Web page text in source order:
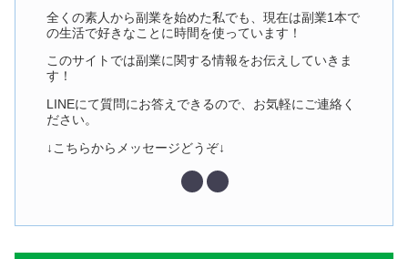
全くの素人から副業を始めた私でも、現在は副業1本で
の生活で好きなことに時間を使っています！
このサイトでは副業に関する情報をお伝えしていきま
す！
LINEにて質問にお答えできるので、お気軽にご連絡く
ださい。
↓こちらからメッセージどうぞ↓